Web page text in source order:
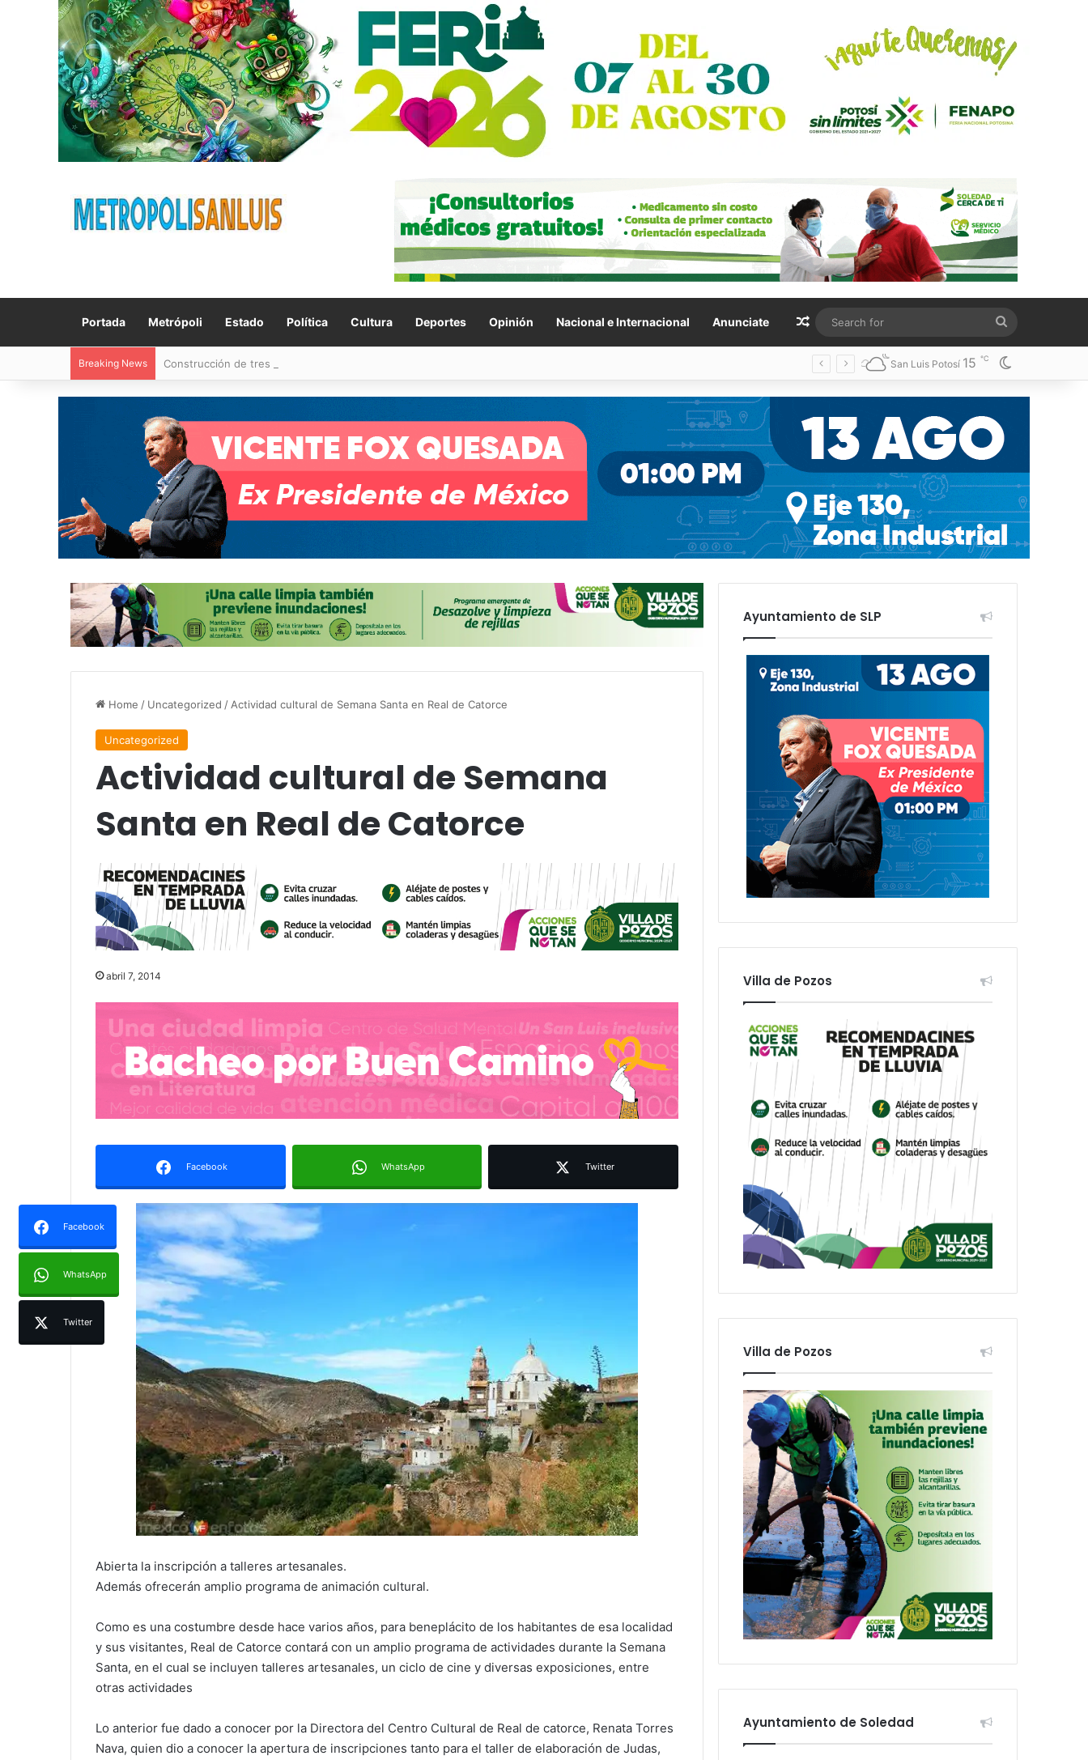
Portada Metrópoli Estado Política Cultura Deportes Opinión Nacional e Internacional Anunciate Random Article
for
Breaking News Construcción de tres nuevas aulas en Capullito III registra avances en Soledad San Luis Potosí 15 ℃
Home / Uncategorized / Actividad cultural de Semana Santa en Real de Catorce
Uncategorized
Actividad cultural de Semana
Santa en Real de Catorce
abril 7, 2014
Facebook WhatsApp Twitter
Facebook
WhatsApp
Twitter
Abierta la inscripción a talleres artesanales.
Además ofrecerán amplio programa de animación cultural.
Como es una costumbre desde hace varios años, para beneplácito de los habitantes de esa localidad
y sus visitantes, Real de Catorce contará con un amplio programa de actividades durante la Semana
Santa, en el cual se incluyen talleres artesanales, un ciclo de cine y diversas exposiciones, entre
otras actividades
Lo anterior fue dado a conocer por la Directora del Centro Cultural de Real de catorce, Renata Torres
Nava, quien dio a conocer la apertura de inscripciones tanto para el taller de elaboración de Judas,
Ayuntamiento de SLP
Villa de Pozos
Villa de Pozos
Ayuntamiento de Soledad